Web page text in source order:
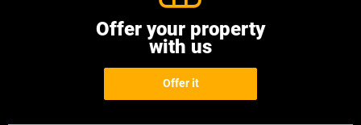
Offer your property
with us
Offer it